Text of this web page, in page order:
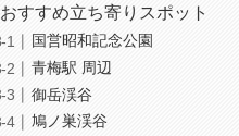
おすすめ立ち寄りスポット
国営昭和記念公園
青梅駅 周辺
御岳渓谷
鳩ノ巣渓谷